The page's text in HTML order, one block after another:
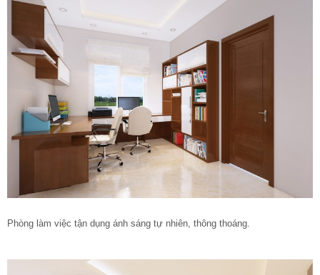
Phòng làm việc tận dụng ánh sáng tự nhiên, thông thoáng.